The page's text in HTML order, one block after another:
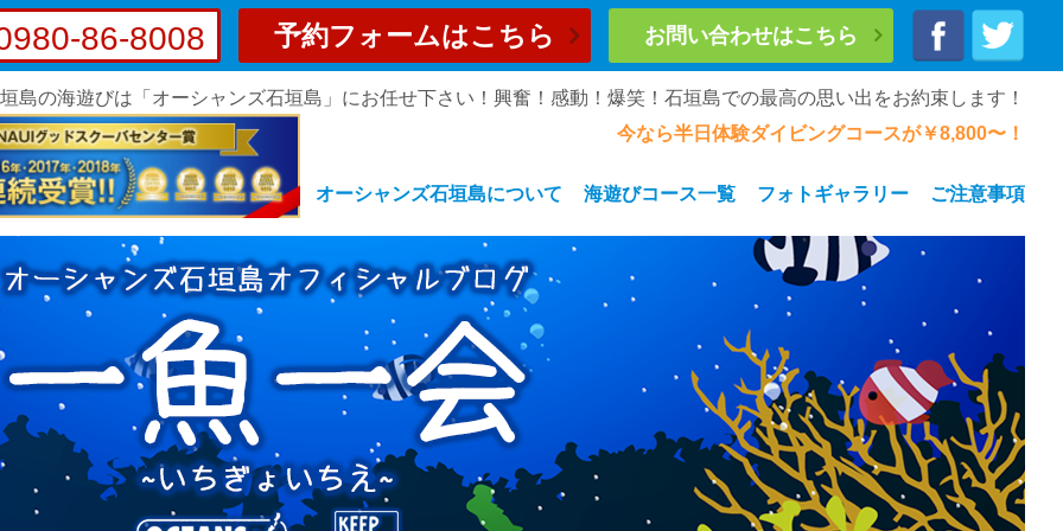
86-8008 予約フォームはこちら お問い合わせはこちら
島の海遊びは「オーシャンズ石垣島」にお任せ下さい！興奮！感動！爆笑！石垣島での最高の思い出をお約束します！
今なら半日体験ダイビングコースが￥8,800〜！
オーシャンズ石垣島について 海遊びコース一覧 フォトギャラリー ご注意事項